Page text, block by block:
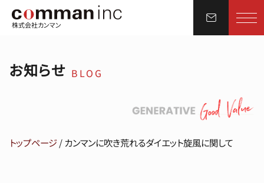
株式会社カンマン
お知らせ BLOG
トップページ/ カンマンに吹き荒れるダイエット旋風に関して